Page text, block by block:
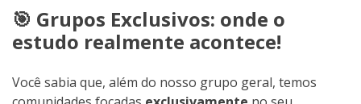
🎯 Grupos Exclusivos: onde o
estudo realmente acontece!
Você sabia que, além do nosso grupo geral, temos